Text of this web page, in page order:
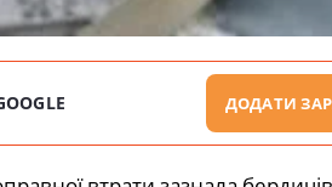
ДОДАТИ